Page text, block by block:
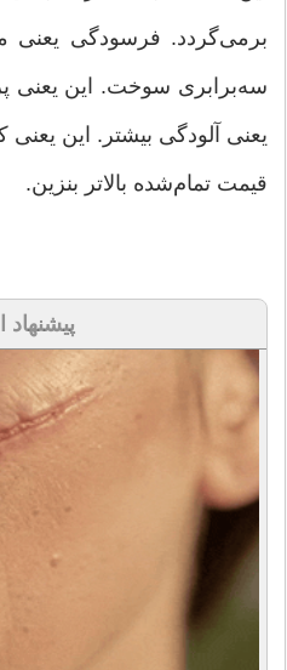
برمی‌گردد. فرسودگی
سه‌برابری سوخت. این یعنی
یعنی آلودگی بیشتر. این
قیمت تمام‌شده بالاتر بنزین.
پیشنهاد